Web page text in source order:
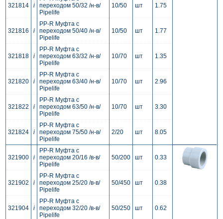
321814 i
переходом 50/32 /н-в/
Pipelife
10/50 шт 1.75
321816 i
PP-R Муфта с
переходом 50/40 /н-в/
Pipelife
10/50 шт 1.77
321818 i
PP-R Муфта с
переходом 63/32 /н-в/
Pipelife
10/70 шт 1.35
321820 i
PP-R Муфта с
переходом 63/40 /н-в/
Pipelife
10/70 шт 2.96
321822 i
PP-R Муфта с
переходом 63/50 /н-в/
Pipelife
10/70 шт 3.30
321824 i
PP-R Муфта с
переходом 75/50 /н-в/
Pipelife
2/20 шт 8.05
321900 i
PP-R Муфта с
переходом 20/16 /в-в/
Pipelife
50/200 шт 0.33
321902 i
PP-R Муфта с
переходом 25/20 /в-в/
Pipelife
50/450 шт 0.38
321904 i
PP-R Муфта с
переходом 32/20 /в-в/
Pipelife
50/250 шт 0.62